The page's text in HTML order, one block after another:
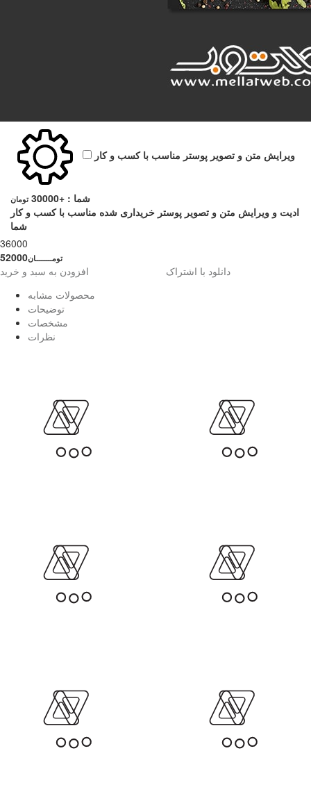
شما : +30000 تومان
ادیت و ویرایش متن و تصویر پوستر خریداری شده مناسب با کسب و کار
شما
36000
52000تومــــــــان
افزودن به سبد و خرید
دانلود با اشتراک
محصولات مشابه
توضیحات
مشخصات
نظرات